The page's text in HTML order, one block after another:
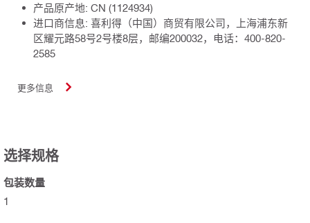
产品原产地: CN (1124934)
进口商信息: 喜利得（中国）商贸有限公司，上海浦东新
区耀元路58号2号楼8层，邮编200032，电话：400-820-
2585
更多信息
选择规格
包装数量
1